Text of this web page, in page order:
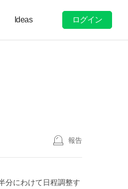
Ideas ログイン
報告
分にわけて日程調整す